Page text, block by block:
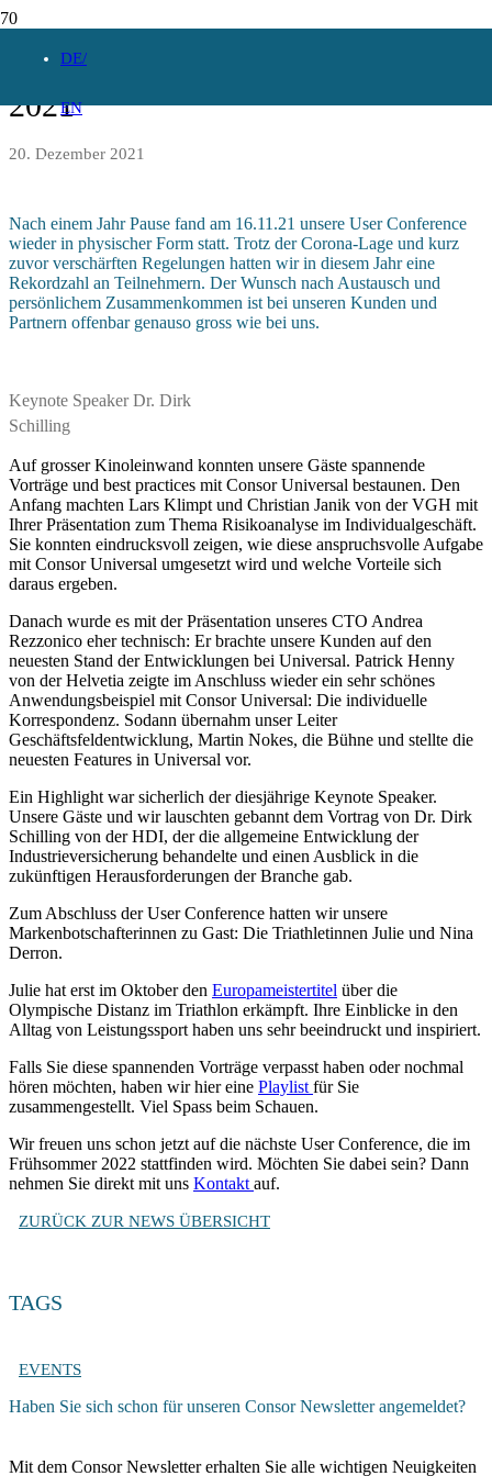
DE
EN
Consor Universal User Conference
2021
20. Dezember 2021
Nach einem Jahr Pause fand am 16.11.21 unsere User Conference
wieder in physischer Form statt. Trotz der Corona-Lage und kurz
zuvor verschärften Regelungen hatten wir in diesem Jahr eine
Rekordzahl an Teilnehmern. Der Wunsch nach Austausch und
persönlichem Zusammenkommen ist bei unseren Kunden und
Partnern offenbar genauso gross wie bei uns.
Keynote Speaker Dr. Dirk
Schilling
Auf grosser Kinoleinwand konnten unsere Gäste spannende
Vorträge und best practices mit Consor Universal bestaunen. Den
Anfang machten Lars Klimpt und Christian Janik von der VGH mit
Ihrer Präsentation zum Thema Risikoanalyse im Individualgeschäft.
Sie konnten eindrucksvoll zeigen, wie diese anspruchsvolle Aufgabe
mit Consor Universal umgesetzt wird und welche Vorteile sich
daraus ergeben.
Danach wurde es mit der Präsentation unseres CTO Andrea
Rezzonico eher technisch: Er brachte unsere Kunden auf den
neuesten Stand der Entwicklungen bei Universal. Patrick Henny
von der Helvetia zeigte im Anschluss wieder ein sehr schönes
Anwendungsbeispiel mit Consor Universal: Die individuelle
Korrespondenz. Sodann übernahm unser Leiter
Geschäftsfeldentwicklung, Martin Nokes, die Bühne und stellte die
neuesten Features in Universal vor.
Ein Highlight war sicherlich der diesjährige Keynote Speaker.
Unsere Gäste und wir lauschten gebannt dem Vortrag von Dr. Dirk
Schilling von der HDI, der die allgemeine Entwicklung der
Industrieversicherung behandelte und einen Ausblick in die
zukünftigen Herausforderungen der Branche gab.
Zum Abschluss der User Conference hatten wir unsere
Markenbotschafterinnen zu Gast: Die Triathletinnen Julie und Nina
Derron.
Julie hat erst im Oktober den Europameistertitel über die
Olympische Distanz im Triathlon erkämpft. Ihre Einblicke in den
Alltag von Leistungssport haben uns sehr beeindruckt und inspiriert.
Falls Sie diese spannenden Vorträge verpasst haben oder nochmal
hören möchten, haben wir hier eine Playlist für Sie
zusammengestellt. Viel Spass beim Schauen.
Wir freuen uns schon jetzt auf die nächste User Conference, die im
Frühsommer 2022 stattfinden wird. Möchten Sie dabei sein? Dann
nehmen Sie direkt mit uns Kontakt auf.
ZURÜCK ZUR NEWS ÜBERSICHT
TAGS
EVENTS
Haben Sie sich schon für unseren Consor Newsletterangemeldet?
Mit dem Consor Newsletter erhalten Sie alle wichtigen Neuigkeiten